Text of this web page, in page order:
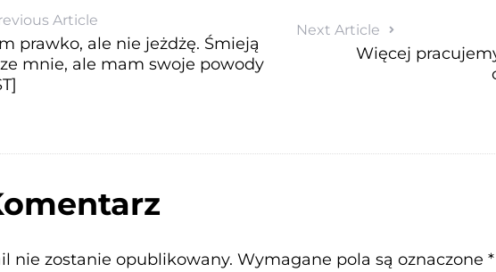
Article
prawko, ale nie jeżdżę. Śmieją
mnie, ale mam swoje powody
Next Article
Więcej
nie zostanie opublikowany. Wymagane pola są oznaczone *